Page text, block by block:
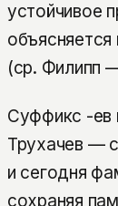
устойчивое
(ср. Филипп
Суффикс -ев
Трухачев —
и сегодня
сохраняя